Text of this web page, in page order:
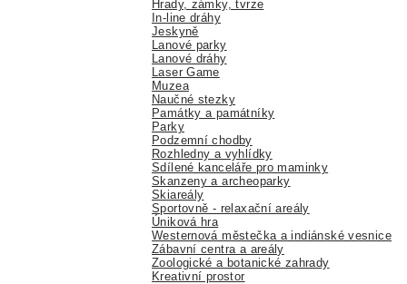
Hrady, zámky, tvrze
In-line dráhy
Jeskyně
Lanové parky
Lanové dráhy
Laser Game
Muzea
Naučné stezky
Památky a památníky
Parky
Podzemní chodby
Rozhledny a vyhlídky
Sdílené kanceláře pro maminky
Skanzeny a archeoparky
Skiareály
Sportovně - relaxační areály
Úniková hra
Westernová městečka a indiánské vesnice
Zábavní centra a areály
Zoologické a botanické zahrady
Kreativní prostor